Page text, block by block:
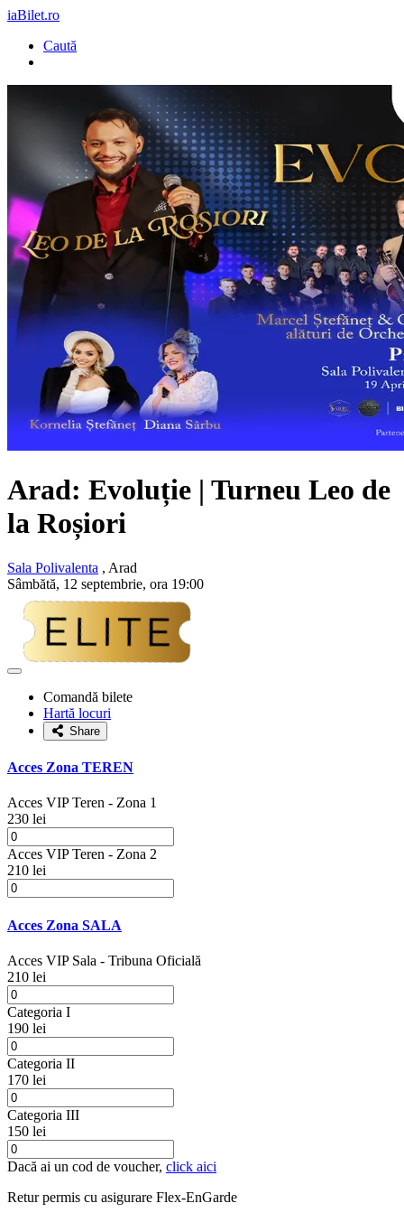
iaBilet.ro
Caută
Arad: Evoluție | Turneu Leo de
la Roșiori
Sala Polivalenta , Arad
Sâmbătă, 12 septembrie, ora 19:00
Adaugă
favoriteComandă bilete
Hartă locuri
Share
Acces Zona TEREN
Acces VIP Teren - Zona 1
230 lei
Acces VIP Teren - Zona 2
210 lei
Acces Zona SALA
Acces VIP Sala - Tribuna Oficială
210 lei
Categoria I
190 lei
Categoria II
170 lei
Categoria III
150 lei
Dacă ai un cod de voucher, click aici
Retur permis cu asigurare Flex-EnGarde